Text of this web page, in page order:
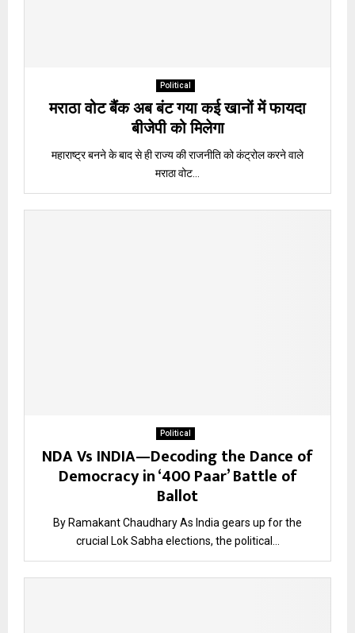
Political
मराठा वोट बैंक अब बंट गया कई खानों में फायदा
बीजेपी को मिलेगा
महाराष्ट्र बनने के बाद से ही राज्य की राजनीति को कंट्रोल करने वाले
मराठा वोट...
Political
NDA Vs INDIA—Decoding the Dance of
Democracy in ‘400 Paar’ Battle of
Ballot
By Ramakant Chaudhary As India gears up for the
crucial Lok Sabha elections, the political...